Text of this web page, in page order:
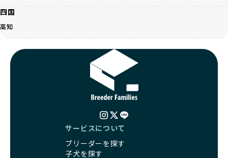
BreederFamiliesに登録されているブリーダーは、子犬が心
身ともに健康に育つための環境づくりに全力を注いでいま
す。
遺伝的なリスクを最小限に抑えた繁殖計画、栄養バランスが
考えられた食事、子犬がのびのびと動ける適度な運動環境、
さらに獣医師と連携した健康管理まで徹底しています。
その結果、BreederFamiliesを通じてお迎えする子犬は、元
気で健康なスタートを切れることが大きな魅力です。
子犬の社会性は、家庭でのしつけをスムーズにする重要なポ
犬、人との触れ合いの時間をしっかり確保し、子犬が自然に
コミュニケーション能力を身につけられるよう育てていま
家庭に迎えたその日から、すでに社会性の基盤ができている
カラーの子犬を販売する場合は、健康リスクを十分に理解
し、飼い主にそのリスクについて丁寧に説明しています。食
事管理もしっかり行い、成長に必要な栄養を確保するなど、
ワンちゃんの健康を第一にした繁殖を心がけています。
「見た目以上に健康重視」の詳細はこちら
引退犬とは、繁殖期を終えたワンちゃんたちのことを指しま
優良ブリーダーは、引退犬も家族の一員として、彼らの幸せ
を願っています。よって、引退後も自宅で飼育を続けるか、
信頼できる相手に譲渡するなど、ワンちゃんが幸せに暮らせ
るように配慮します。
一方、営利優先ブリーダーは引退犬を「コスト」として考
え、早く手放すことを考えます。場合によっては、悪徳保護
四国
高知
サービスについて
ブリーダーを探す
子犬を探す